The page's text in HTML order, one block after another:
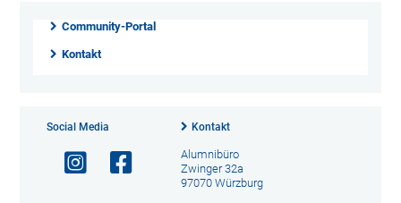
Community-Portal
Kontakt
Social Media Kontakt
Alumnibüro
Zwinger 32a
97070 Würzburg